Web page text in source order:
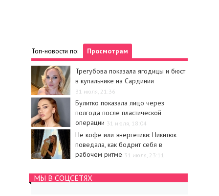
Топ-новости по: Просмотрам
Трегубова показала ягодицы и бюст
в купальнике на Сардинии
31 июля, 21:36
Булитко показала лицо через
полгода после пластической
операции 31 июля, 18:04
Не кофе или энергетики: Никитюк
поведала, как бодрит себя в
рабочем ритме 31 июля, 23:11
МЫ В СОЦСЕТЯХ